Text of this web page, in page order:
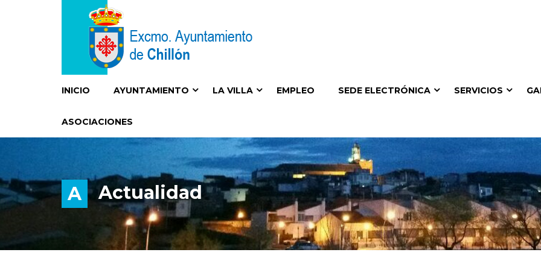
INICIO AYUNTAMIENTO LA VILLA EMPLEO SEDE ELECTRÓNICA SERVICIOS
ASOCIACIONES
A Actualidad